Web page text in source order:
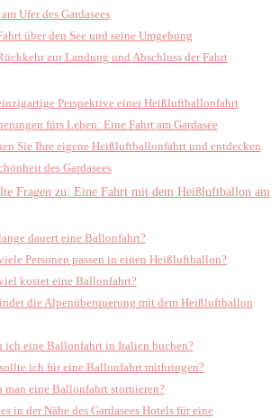
Ufer des Gardasees
über den See und seine Umgebung
zur Landung und Abschluss der Fahrt
Perspektive einer Heißluftballonfahrt
fürs Leben: Eine Fahrt am Gardasee
Sie Ihre eigene Heißluftballonfahrt und entdecken
des Gardasees
Fragen zu: Eine Fahrt mit dem Heißluftballon am
dauert eine Ballonfahrt?
Personen passen in einen Heißluftballon?
kostet eine Ballonfahrt?
die Alpenüberquerung mit dem Heißluftballon
ich eine Ballonfahrt in Italien buchen?
ich für eine Ballonfahrt mitbringen?
man eine Ballonfahrt stornieren?
in der Nähe des Gardasees Hotels für eine